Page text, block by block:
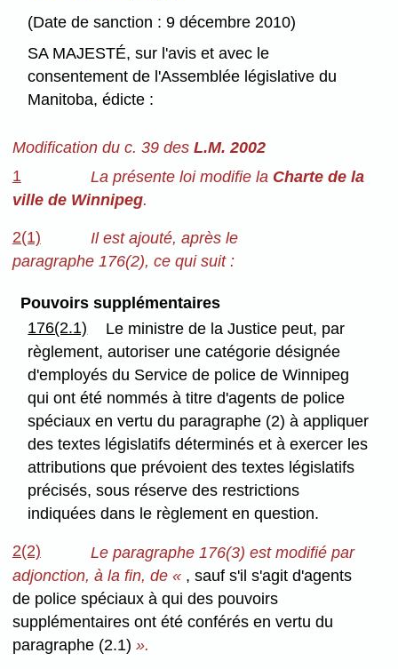
(Date de sanction : 9 décembre 2010)
SA MAJESTÉ, sur l'avis et avec le
consentement de l'Assemblée législative du
Manitoba, édicte :
Modification du c. 39 des L.M. 2002
1
La présente loi modifie la Charte de la
ville de Winnipeg.
2(1)
Il est ajouté, après le
paragraphe 176(2), ce qui suit :
Pouvoirs supplémentaires
176(2.1)
Le ministre de la Justice peut, par
règlement, autoriser une catégorie désignée
d'employés du Service de police de Winnipeg
qui ont été nommés à titre d'agents de police
spéciaux en vertu du paragraphe (2) à appliquer
des textes législatifs déterminés et à exercer les
attributions que prévoient des textes législatifs
précisés, sous réserve des restrictions
indiquées dans le règlement en question.
2(2)
Le paragraphe 176(3) est modifié par
adjonction, à la fin, de « , sauf s'il s'agit d'agents
de police spéciaux à qui des pouvoirs
supplémentaires ont été conférés en vertu du
paragraphe (2.1) ».